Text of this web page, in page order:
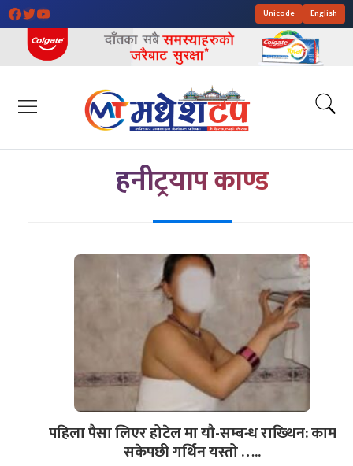
Unicode English
हनीट्रयाप काण्ड
पहिला पैसा लिएर होटेल मा यौ-सम्बन्ध राख्थिन: काम
सकेपछी गर्थिन यस्तो …..